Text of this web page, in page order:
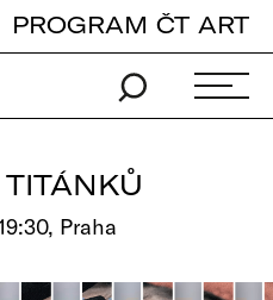
PROGRAM ČT ART
Praha